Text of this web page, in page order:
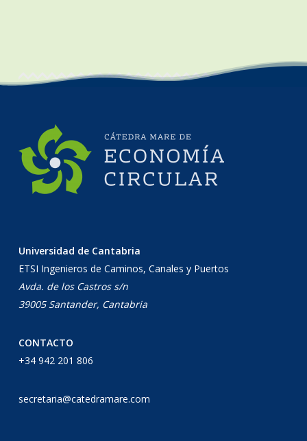
Universidad de Cantabria
ETSI Ingenieros de Caminos, Canales y Puertos
Avda. de los Castros s/n
39005 Santander, Cantabria
CONTACTO
+34 942 201 806
secretaria@catedramare.com